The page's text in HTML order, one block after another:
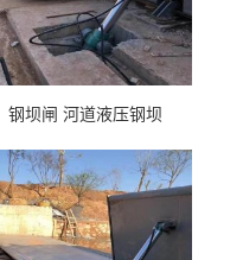
钢坝闸 河道液压钢坝